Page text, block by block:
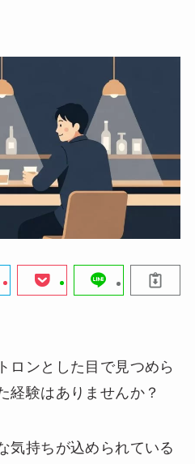
ロンとした目で見つめら
経験はありませんか？
気持ちが込められている